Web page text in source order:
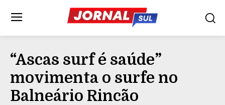
“Ascas surf é saúde”
movimenta o surfe no
Balneário Rincão